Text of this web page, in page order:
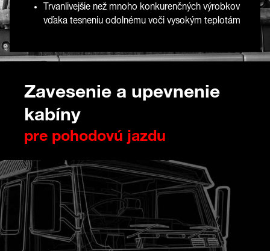
Trvanlivejšie než mnoho konkurenčných výrobkov
vďaka tesneniu odolnému voči vysokým teplotám
Zavesenie a upevnenie
kabíny
pre pohodovú jazdu